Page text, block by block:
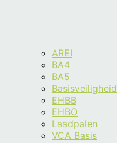
AREI
BA4
BA5
Basisveiligheid
EHBB
EHBO
Laadpalen
VCA Basis